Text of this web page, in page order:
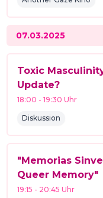
07.03.2025
Toxic
Update?
18:00 -19:30 Uhr
Diskussion
"Memorias
Queer Memory"
19:15 - 20:45 Uhr